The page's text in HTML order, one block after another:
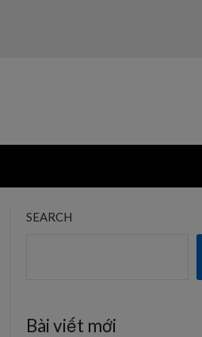
SEARCH
Bài viết mới